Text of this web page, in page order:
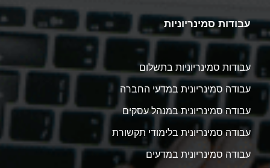
עבודות סמינריוניות
עבודות סמינריוניות בתשלום
עבודה סמינריונית במדעי החברה
עבודה סמינריונית במנהל עסקים
עבודה סמינריונית בלימודי תקשורת
עבודה סמינריונית במדעים